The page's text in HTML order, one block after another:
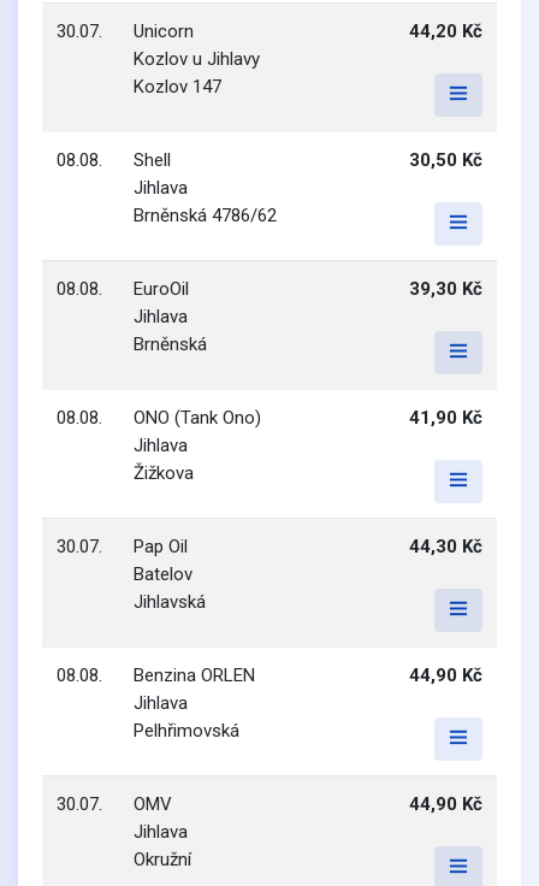
30.07.
Unicorn
Kozlov u Jihlavy
Kozlov 147
44,20 Kč
08.08.
Shell
Jihlava
Brněnská 4786/62
30,50 Kč
08.08.
EuroOil
Jihlava
Brněnská
39,30 Kč
08.08.
ONO (Tank Ono)
Jihlava
Žižkova
41,90 Kč
30.07.
Pap Oil
Batelov
Jihlavská
44,30 Kč
08.08.
Benzina ORLEN
Jihlava
Pelhřimovská
44,90 Kč
30.07.
OMV
Jihlava
Okružní
44,90 Kč